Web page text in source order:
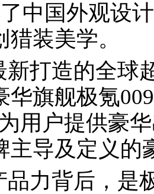
中国外观设
装美学。
新打造的全球
华旗舰极氪
用户提供豪
主导及定义的
品力背后，是